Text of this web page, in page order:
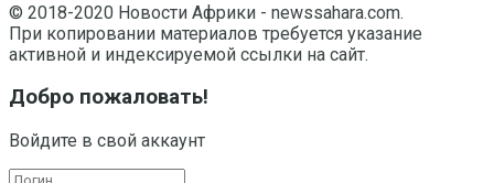
© 2018-2020 Новости Африки - newssahara.com.
При копировании материалов требуется указание
активной и индексируемой ссылки на сайт.
Добро пожаловать!
Войдите в свой аккаунт